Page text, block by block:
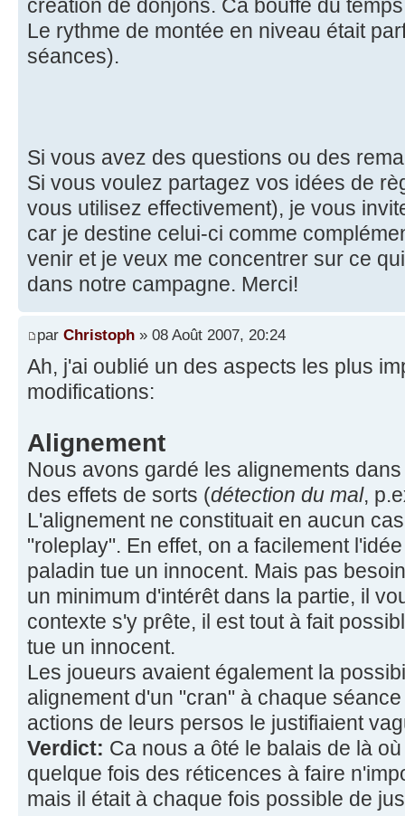
création de donjons. Ca bouffe du
Le rythme de montée en niveau était
séances).
Si vous avez des questions ou des
Si vous voulez partagez vos idées de
vous utilisez effectivement), je vous
car je destine celui-ci comme
venir et je veux me concentrer sur ce
dans notre campagne. Merci!
par Christoph » 08 Août 2007, 20:24
Ah, j'ai oublié un des aspects les plus
modifications:
Alignement
Nous avons gardé les alignements
des effets de sorts (détection du mal,
L'alignement ne constituait en aucun
"roleplay". En effet, on a facilement
paladin tue un innocent. Mais pas
un minimum d'intérêt dans la partie, il
contexte s'y prête, il est tout à fait
tue un innocent.
Les joueurs avaient également la
alignement d'un "cran" à chaque
actions de leurs persos le justifiaient
Verdict: Ca nous a ôté le balais de là
quelque fois des réticences à faire
mais il était à chaque fois possible de